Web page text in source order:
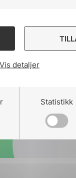
Vis detaljer
Statistikk